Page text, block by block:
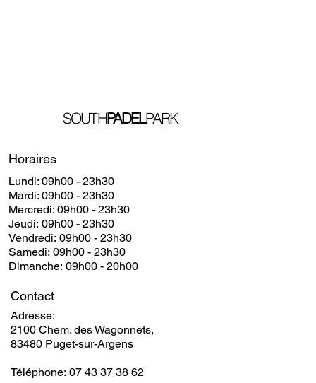
SOUTHPADELPARK
Horaires
Lundi: 09h00 - 23h30
​​Mardi: 09h00 - 23h30
​Mercredi: 09h00 - 23h30
Jeudi: 09h00 - 23h30
Vendredi: 09h00 - 23h30
Samedi: 09h00 - 23h30
Dimanche: 09h00 - 20h00
Contact
Adresse:
2100 Chem. des Wagonnets,
83480 Puget-sur-Argens
Téléphone: 07 43 37 38 62